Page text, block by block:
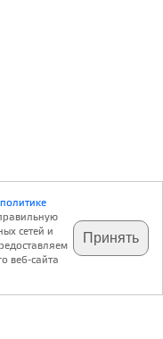
подпишитесь на наш
телеграм @archi_ru
✕
политике
сетей и
веб-сайта
Принять